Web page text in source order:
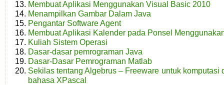
Membuat Aplikasi Menggunakan Visual Basic 2010
Menampilkan Gambar Dalam Java
Pengantar Software Agent
Membuat Aplikasi Kalender pada Ponsel
Kuliah Sistem Operasi
Dasar-dasar pemrograman Java
Dasar-Dasar Pemrograman Matlab
Sekilas tentang Algebrus – Freeware untuk komputasi
bahasa XPascal